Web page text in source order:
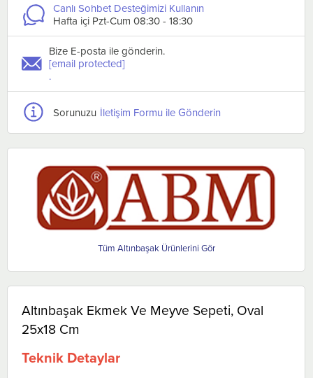
Canlı Sohbet Desteğimizi Kullanın
Hafta içi Pzt-Cum 08:30 - 18:30
Bize E-posta ile gönderin.
[email protected]
.
Sorunuzu İletişim Formu ile Gönderin
Altınbaşak
Altınbaşak Ekmek Ve Meyve Sepeti, Oval
25x18 Cm
Teknik Detaylar